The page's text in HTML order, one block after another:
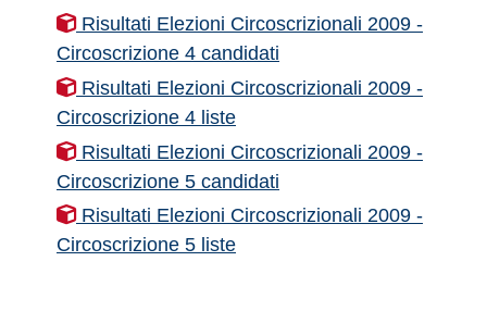
Risultati Elezioni Circoscrizionali 2009 -
Circoscrizione 4 candidati
Risultati Elezioni Circoscrizionali 2009 -
Circoscrizione 4 liste
Risultati Elezioni Circoscrizionali 2009 -
Circoscrizione 5 candidati
Risultati Elezioni Circoscrizionali 2009 -
Circoscrizione 5 liste